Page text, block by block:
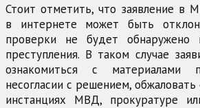
Стоит отметить, что заявление в
в интернете может быть
проверки не будет обнаружено
преступления. В таком случае
ознакомиться с
несогласии с решением,
инстанциях МВД, прокуратуре